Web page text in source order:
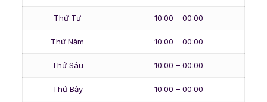
Thứ Tư 10:00 – 00:00
Thứ Năm 10:00 – 00:00
Thứ Sáu 10:00 – 00:00
Thứ Bảy 10:00 – 00:00